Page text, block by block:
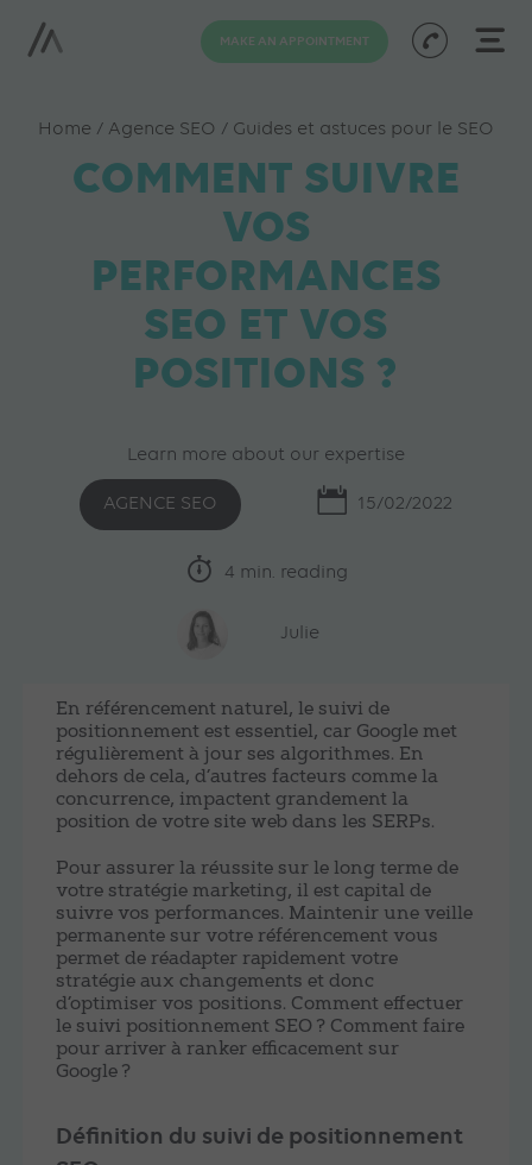
MAKE AN APPOINTMENT
Home / Agence SEO / Guides et astuces pour le SEO
COMMENT SUIVRE
VOS
PERFORMANCES
SEO ET VOS
POSITIONS ?
Learn more about our expertise
AGENCE SEO 15/02/2022
4 min. reading
Julie
En référencement naturel, le suivi de
positionnement est essentiel, car Google met
régulièrement à jour ses algorithmes. En
dehors de cela, d’autres facteurs comme la
concurrence, impactent grandement la
position de votre site web dans les SERPs.
Pour assurer la réussite sur le long terme de
votre stratégie marketing, il est capital de
suivre vos performances. Maintenir une veille
permanente sur votre référencement vous
permet de réadapter rapidement votre
stratégie aux changements et donc
d’optimiser vos positions. Comment effectuer
le suivi positionnement SEO ? Comment faire
pour arriver à ranker efficacement sur
Google ?
Définition du suivi de positionnement